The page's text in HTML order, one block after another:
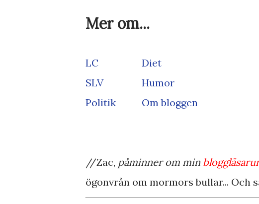
Mer om...
LC
Diet
SLV
Humor
Politik
Om bloggen
//Zac, påminner om min
ögonvrån om mormors bullar... Och